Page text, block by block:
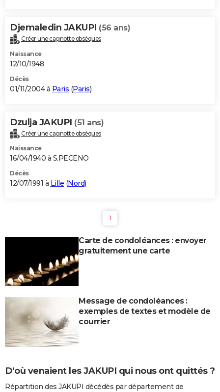
Djemaledin JAKUPI (56 ans)
Créer une cagnotte obsèques
Naissance
12/10/1948
Décès
01/11/2004 à Paris (Paris)
Dzulja JAKUPI (51 ans)
Créer une cagnotte obsèques
Naissance
16/04/1940 à S.PECENO
Décès
12/07/1991 à Lille (Nord)
1
Carte de condoléances : envoyer
gratuitement une carte
Message de condoléances :
exemples de textes et modèle de
courrier
D'où venaient les JAKUPI qui nous ont quittés ?
Répartition des JAKUPI décédés par département de